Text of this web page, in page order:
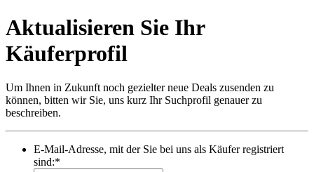
Aktualisieren Sie Ihr
Käuferprofil
Um Ihnen in Zukunft noch gezielter neue Deals zusenden zu
können, bitten wir Sie, uns kurz Ihr Suchprofil genauer zu
beschreiben.
E-Mail-Adresse, mit der Sie bei uns als Käufer registriert
sind:*